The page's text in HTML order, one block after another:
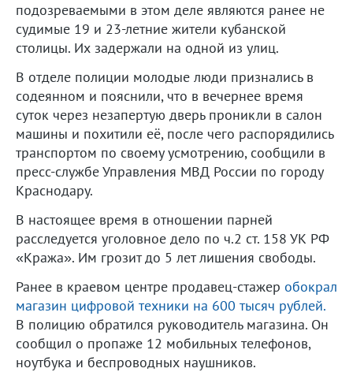
подозреваемыми в этом деле являются ранее не
судимые 19 и 23-летние жители кубанской
столицы. Их задержали на одной из улиц.
В отделе полиции молодые люди признались в
содеянном и пояснили, что в вечернее время
суток через незапертую дверь проникли в салон
машины и похитили её, после чего распорядились
транспортом по своему усмотрению, сообщили в
пресс-службе Управления МВД России по городу
Краснодару.
В настоящее время в отношении парней
расследуется уголовное дело по ч.2 ст. 158 УК РФ
«Кража». Им грозит до 5 лет лишения свободы.
Ранее в краевом центре продавец-стажер обокрал
магазин цифровой техники на 600 тысяч рублей.
В полицию обратился руководитель магазина. Он
сообщил о пропаже 12 мобильных телефонов,
ноутбука и беспроводных наушников.